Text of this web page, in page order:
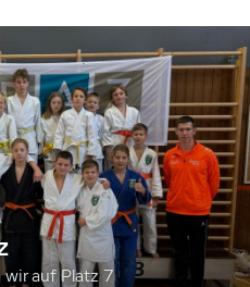
wir auf Platz 7